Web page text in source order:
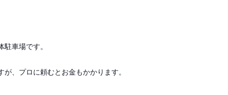
車場です。
、プロに頼むとお金もかかります。